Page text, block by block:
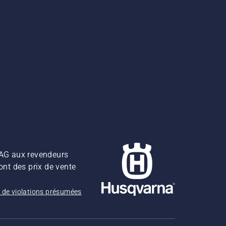
aux revendeurs
des prix de vente
violations présumées